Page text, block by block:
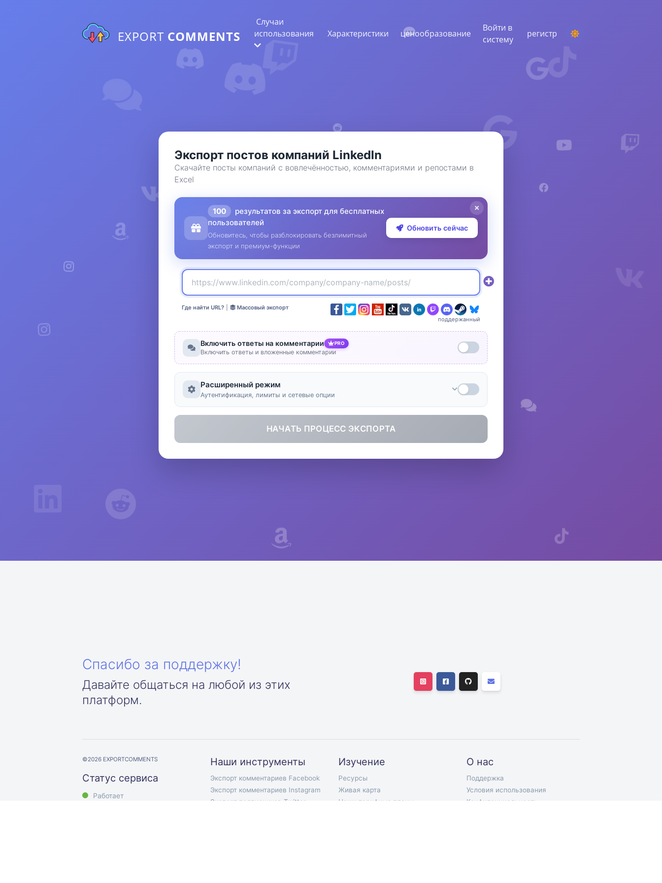
EXPORT COMMENTS
Случаи
использования
ПРОВЕДЕНИЕ КОНКУРСА
АНАЛИЗ НАСТРОЕНИЙ
комментариях с лайками или реакциями.
Выявите критические тенденции, чтобы
понять свою аудиторию, конкурентов и
Характеристики ценообразование
Войти в
систему
регистр
Экспорт постов компаний LinkedIn
Скачайте посты компаний с вовлечённостью, комментариями и репостами в
Excel
100
результатов за экспорт для бесплатных
пользователей
Обновитесь, чтобы разблокировать безлимитный
экспорт и премиум-функции
Обновить сейчас
Где найти URL?
Массовый экспорт
поддержанный
Включить ответы на комментарии PRO
Включить ответы и вложенные комментарии
Расширенный режим
Аутентификация, лимиты и сетевые опции
НАЧАТЬ ПРОЦЕСС ЭКСПОРТА
Спасибо за поддержку!
Давайте общаться на любой из этих
платформ.
©2026 EXPORTCOMMENTS
Статус сервиса
Работает
Наши инструменты
Экспорт комментариев Facebook
Экспорт комментариев Instagram
Экспорт подписчиков Twitter
Изучение
Ресурсы
Живая карта
Наши тарифные планы
О нас
Поддержка
Условия использования
Конфиденциальность